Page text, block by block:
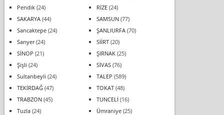
Pendik(24) RİZE(24)
SAKARYA(44) SAMSUN(77)
Sancaktepe(24) ŞANLIURFA(70)
Sarıyer(24) SİİRT(20)
SİNOP (21) ŞIRNAK(25)
Şişli (24) SİVAS(76)
Sultanbeyli (24) TALEP (589)
TEKİRDAĞ(47) TOKAT(48)
TRABZON(45) TUNCELİ (16)
Tuzla(24) Ümraniye(25)